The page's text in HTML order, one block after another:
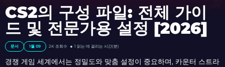
CS2의 구성 파일: 전체 가이
드 및 전문가용 설정 [2026]
문서 1월 09 2K 조회수 1 읽는 데 걸리는 시간(분)
경쟁 게임 세계에서는 정밀도와 맞춤 설정이 중요하며, 카운터 스트라